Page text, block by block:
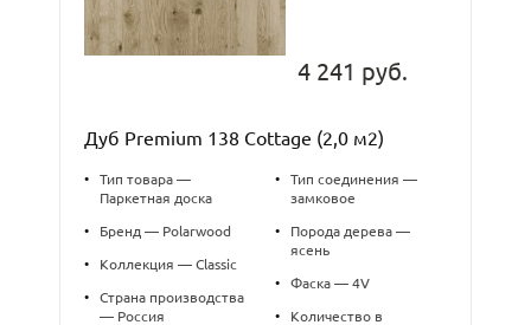
4 241 руб.
Дуб Premium 138 Cottage (2,0 м2)
•
Тип товара —
Паркетная доска
• Бренд — Polarwood
• Коллекция — Classic
•
Страна производства
— Россия
•
Тип соединения —
замковое
•
Порода дерева —
ясень
• Фаска — 4V
•
Количество в